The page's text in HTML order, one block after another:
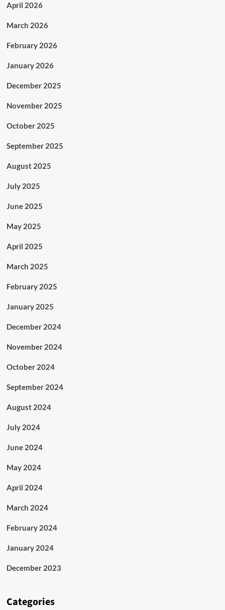
April 2026
March 2026
February 2026
January 2026
December 2025
November 2025
October 2025
September 2025
August 2025
July 2025
June 2025
May 2025
April 2025
March 2025
February 2025
January 2025
December 2024
November 2024
October 2024
September 2024
August 2024
July 2024
June 2024
May 2024
April 2024
March 2024
February 2024
January 2024
December 2023
Categories